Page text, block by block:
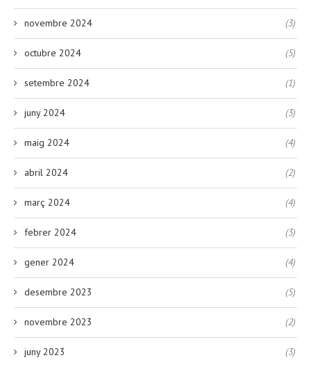
novembre 2024 (3)
octubre 2024 (5)
setembre 2024 (1)
juny 2024 (3)
maig 2024 (4)
abril 2024 (2)
març 2024 (4)
febrer 2024 (3)
gener 2024 (4)
desembre 2023 (5)
novembre 2023 (2)
juny 2023 (3)